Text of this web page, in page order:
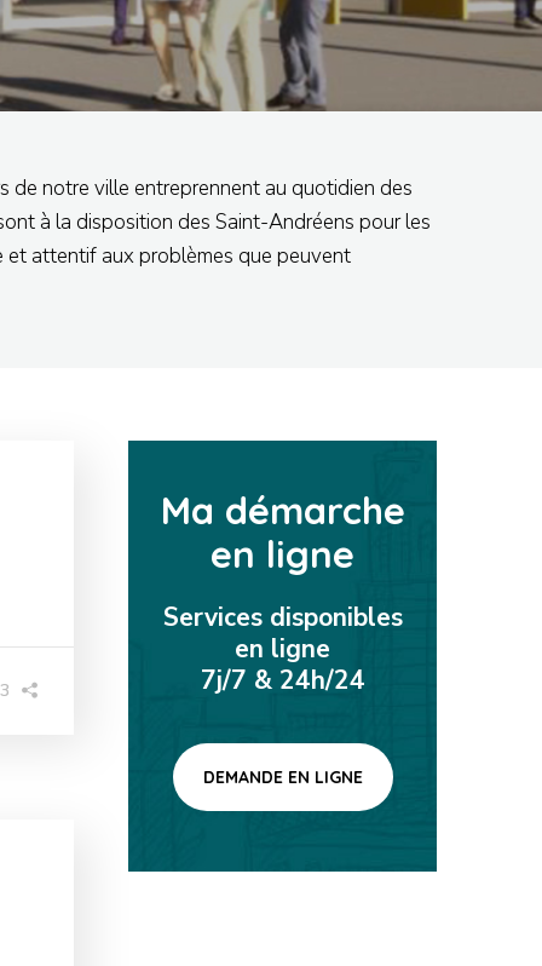
de notre ville entreprennent au quotidien des
à la disposition des Saint-Andréens pour les
et attentif aux problèmes que peuvent
Ma démarche
en ligne
Services disponibles
en ligne
7j/7 & 24h/24
DEMANDE EN LIGNE